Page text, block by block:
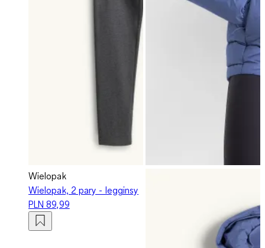
Wielopak
Wielopak, 2 pary - legginsy
PLN 89,99